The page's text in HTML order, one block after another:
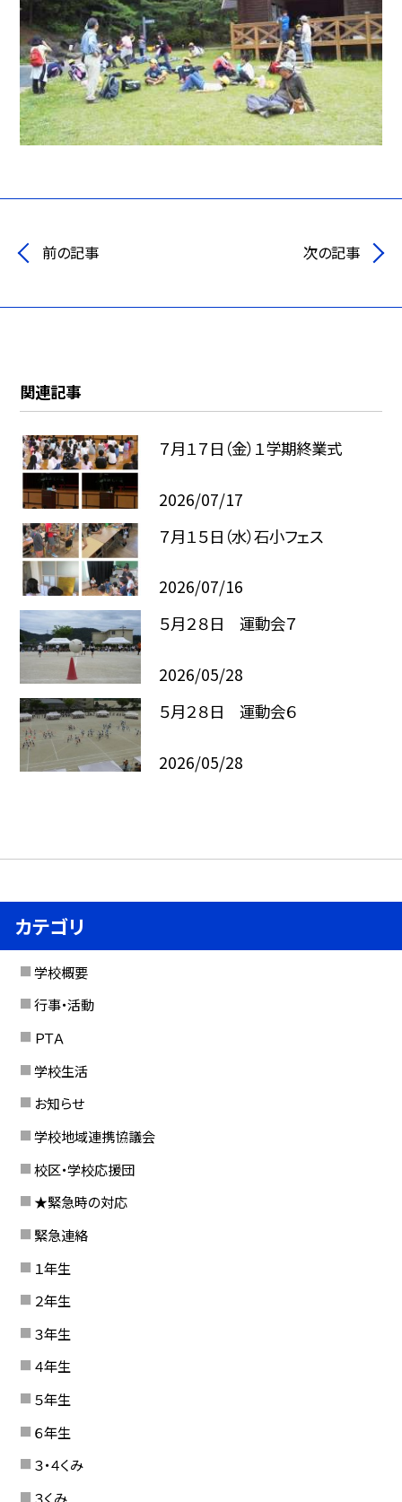
前の記事 次の記事
関連記事
７月１７日（金）１学期終業式
2026/07/17
７月１５日（水）石小フェス
2026/07/16
５月２８日 運動会７
2026/05/28
５月２８日 運動会６
2026/05/28
カテゴリ
学校概要
行事・活動
ＰＴＡ
学校生活
お知らせ
学校地域連携協議会
校区・学校応援団
★緊急時の対応
緊急連絡
１年生
２年生
３年生
４年生
５年生
６年生
３・４くみ
３くみ